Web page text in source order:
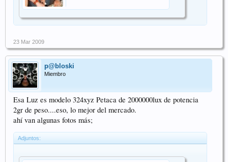
23 Mar 2009
p@bloski
Miembro
Esa Luz es modelo 324xyz Petaca de 2000000lux de potencia
2gr de peso....eso, lo mejor del mercado.
ahí van algunas fotos más;
Adjuntos: